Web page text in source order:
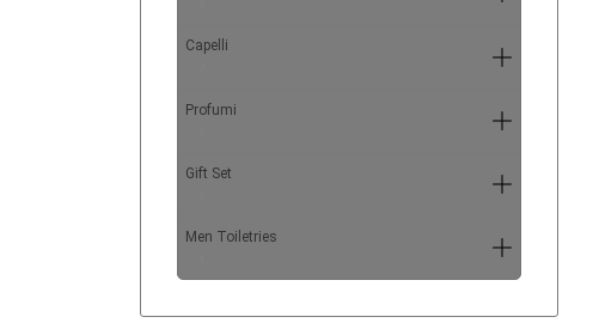
Capelli
Profumi
Gift Set
Men Toiletries